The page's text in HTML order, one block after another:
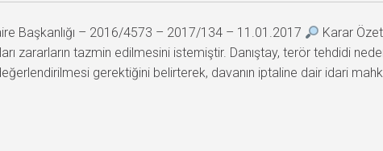
Başkanlığı – 2016/4573 – 2017/134 – 11.01.2017
Karar
zararların tazmin edilmesini istemiştir. Danıştay, terör tehdidi
gerektiğini belirterek, davanın iptaline dair idari